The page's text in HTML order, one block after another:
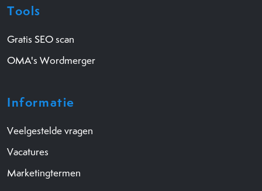
Tools
Gratis SEO scan
OMA's Wordmerger
Informatie
Veelgestelde vragen
Vacatures
Marketingtermen